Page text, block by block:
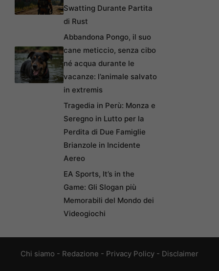
Swatting Durante Partita
di Rust
Abbandona Pongo, il suo
cane meticcio, senza cibo
né acqua durante le
vacanze: l’animale salvato
in extremis
Tragedia in Perù: Monza e
Seregno in Lutto per la
Perdita di Due Famiglie
Brianzole in Incidente
Aereo
EA Sports, It’s in the
Game: Gli Slogan più
Memorabili del Mondo dei
Videogiochi
Chi siamo - Redazione - Privacy Policy - Disclaimer